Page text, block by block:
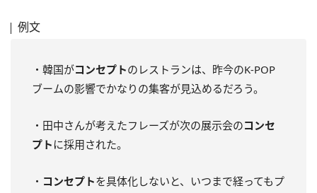
例文
・韓国がコンセプトのレストランは、昨今のK-POP
ブームの影響でかなりの集客が見込めるだろう。
・田中さんが考えたフレーズが次の展示会のコンセ
プトに採用された。
・ コンセプトを具体化しないと、いつまで経ってもプ